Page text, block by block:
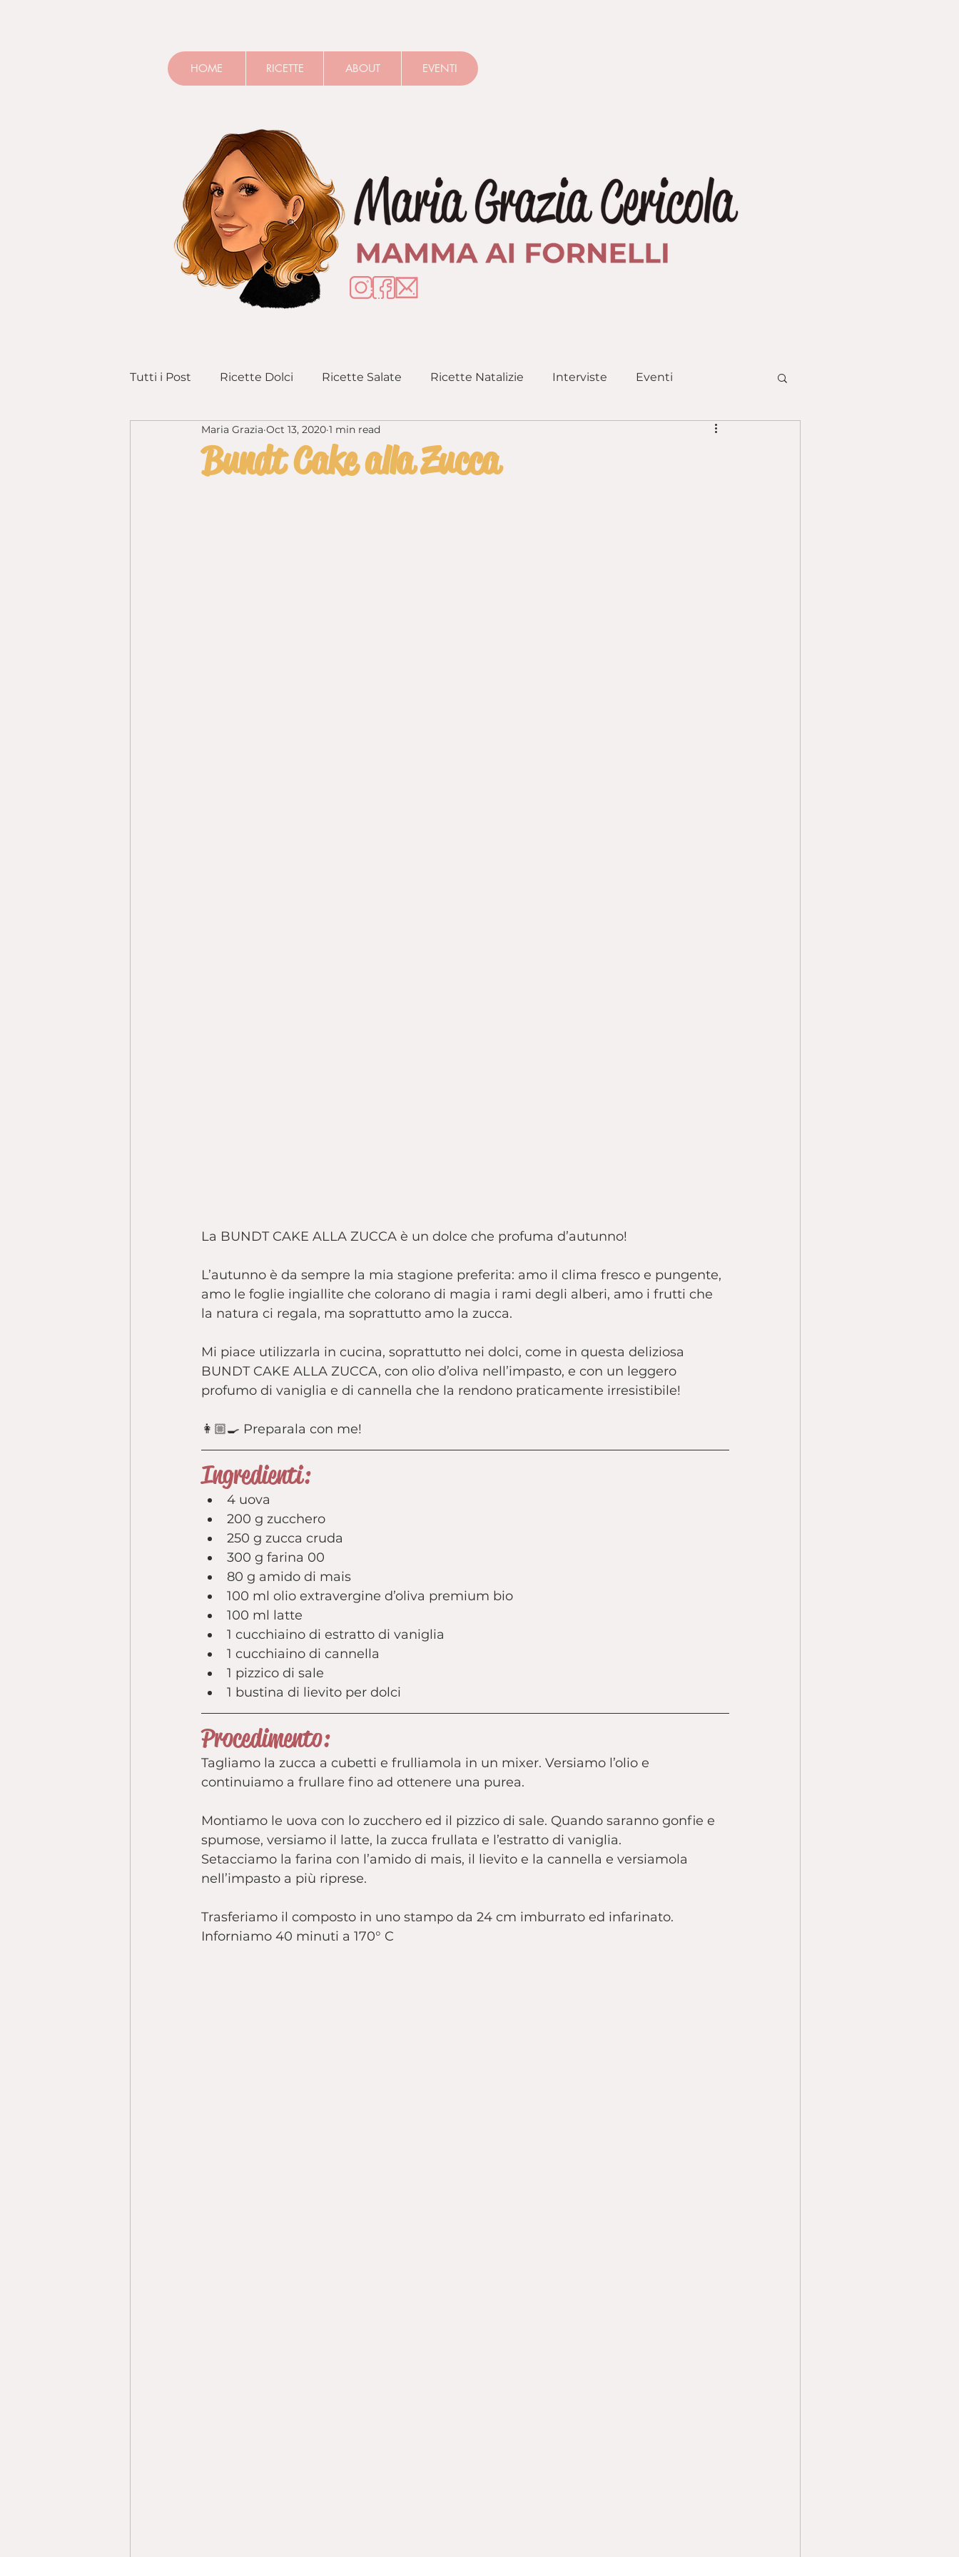
HOME RICETTE ABOUT EVENTI
Tutti i Post Ricette Dolci Ricette Salate Ricette Natalizie Interviste Eventi
Preparazioni Base Pane e Lievitati
Bundt Cake alla Zucca
Maria Grazia Oct 13, 2020 1 min read
La BUNDT CAKE ALLA ZUCCA è un dolce che profuma d’autunno!
L’autunno è da sempre la mia stagione preferita: amo il clima fresco e pungente,
amo le foglie ingiallite che colorano di magia i rami degli alberi, amo i frutti che
la natura ci regala, ma soprattutto amo la zucca.
Mi piace utilizzarla in cucina, soprattutto nei dolci, come in questa deliziosa
BUNDT CAKE ALLA ZUCCA, con olio d’oliva nell’impasto, e con un leggero
profumo di vaniglia e di cannella che la rendono praticamente irresistibile!
👩🏼‍🍳 Preparala con me!
Ingredienti:
4 uova
200 g zucchero
250 g zucca cruda
300 g farina 00
80 g amido di mais
100 ml olio extravergine d’oliva premium bio
100 ml latte
1 cucchiaino di estratto di vaniglia
1 cucchiaino di cannella
1 pizzico di sale
1 bustina di lievito per dolci
Procedimento:
Tagliamo la zucca a cubetti e frulliamola in un mixer. Versiamo l’olio e
continuiamo a frullare fino ad ottenere una purea.
Montiamo le uova con lo zucchero ed il pizzico di sale. Quando saranno gonfie e
spumose, versiamo il latte, la zucca frullata e l’estratto di vaniglia.
Setacciamo la farina con l’amido di mais, il lievito e la cannella e versiamola
nell’impasto a più riprese.
Trasferiamo il composto in uno stampo da 24 cm imburrato ed infarinato.
Inforniamo 40 minuti a 170° C